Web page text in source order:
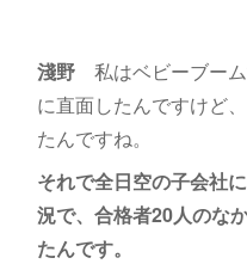
淺野私はベビーブーム
に直面したんですけど
たんですね。
それで全日空の子会社
況で、合格者20人のな
たんです。